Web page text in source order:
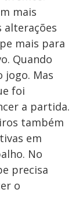
mais
alterações
mais para
Quando
jogo. Mas
foi
a partida.
também
em
No
precisa
o